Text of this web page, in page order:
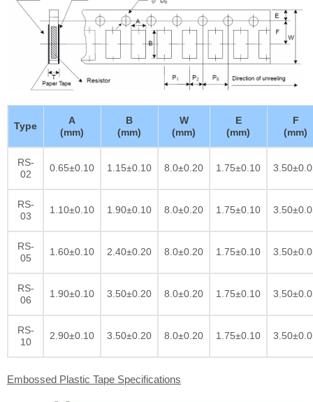
Type
A
(mm)
B
(mm)
W
(mm)
E
(mm)
F
(mm)
RS-
02
0.65±0.10 1.15±0.10 8.0±0.20 1.75±0.10
RS-
03
1.10±0.10 1.90±0.10 8.0±0.20 1.75±0.10
RS-
05
1.60±0.10 2.40±0.20 8.0±0.20 1.75±0.10
RS-
06
1.90±0.10 3.50±0.20 8.0±0.20 1.75±0.10
RS-
10
2.90±0.10 3.50±0.20 8.0±0.20 1.75±0.10
Embossed Plastic Tape Specifications